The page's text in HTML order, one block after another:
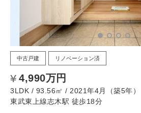
中古戸建 リノベーション済
4,990万円
3LDK / 93.56㎡ / 2021年4月（築5年）
東武東上線志木駅 徒歩18分